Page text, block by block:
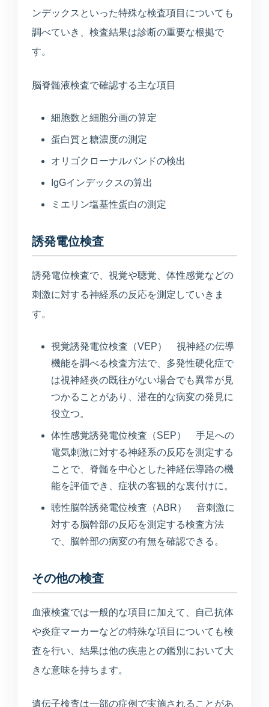
ンデックスといった特殊な検査項目についても
調べていき、検査結果は診断の重要な根拠で
す。
脳脊髄液検査で確認する主な項目
細胞数と細胞分画の算定
蛋白質と糖濃度の測定
オリゴクローナルバンドの検出
IgGインデックスの算出
ミエリン塩基性蛋白の測定
誘発電位検査
誘発電位検査で、視覚や聴覚、体性感覚などの
刺激に対する神経系の反応を測定していきま
す。
視覚誘発電位検査（VEP） 視神経の伝導
機能を調べる検査方法で、多発性硬化症で
は視神経炎の既往がない場合でも異常が見
つかることがあり、潜在的な病変の発見に
役立つ。
体性感覚誘発電位検査（SEP） 手足への
電気刺激に対する神経系の反応を測定する
ことで、脊髄を中心とした神経伝導路の機
能を評価でき、症状の客観的な裏付けに。
聴性脳幹誘発電位検査（ABR） 音刺激に
対する脳幹部の反応を測定する検査方法
で、脳幹部の病変の有無を確認できる。
その他の検査
血液検査では一般的な項目に加えて、自己抗体
や炎症マーカーなどの特殊な項目についても検
査を行い、結果は他の疾患との鑑別において大
きな意味を持ちます。
遺伝子検査は一部の症例で実施されることがあ